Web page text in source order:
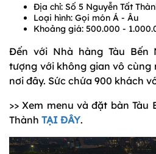
Địa chỉ: Số 5 Nguyễn Tất
Loại hình: Gọi món Á - Âu
Khoảng giá: 500.000 -
Đến với Nhà hàng Tàu Bến
tượng với không gian vô
nơi đây. Sức chứa 900 khách
>> Xem menu và đặt bàn Tàu
Thành TẠI ĐÂY.